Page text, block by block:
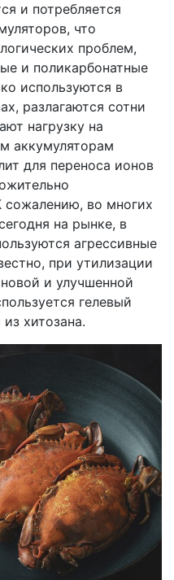
и потребляется
что
проблем,
и поликарбонатные
используются в
разлагаются сотни
нагрузку на
аккумуляторам
для переноса ионов
во многих
на рынке, в
агрессивные
при утилизации
и улучшенной
гелевый
хитозана.